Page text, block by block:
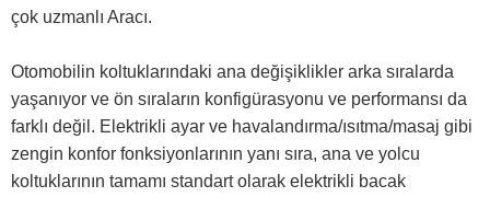
çok uzmanlı Aracı.
Otomobilin koltuklarındaki ana değişiklikler arka sıralarda
yaşanıyor ve ön sıraların konfigürasyonu ve performansı da
farklı değil. Elektrikli ayar ve havalandırma/ısıtma/masaj gibi
zengin konfor fonksiyonlarının yanı sıra, ana ve yolcu
koltuklarının tamamı standart olarak elektrikli bacak